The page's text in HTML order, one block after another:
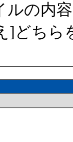
ルの内
]どちら